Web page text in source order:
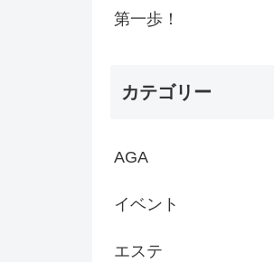
第一歩！
カテゴリー
AGA
イベント
エステ